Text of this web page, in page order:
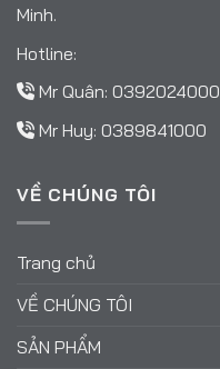
Minh.
Hotline:
Mr Quân: 0392024000
Mr Huy: 0389841000
VỀ CHÚNG TÔI
Trang chủ
VỀ CHÚNG TÔI
SẢN PHẨM